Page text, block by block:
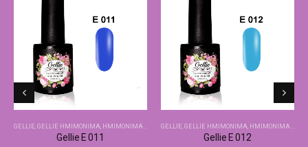
GELLIE GELLIE ΗΜΙΜΌΝΙΜΑ ΗΜΙΜΌΝΙΜΑ-ΒΑΣΙΚΆ ΧΡΏΜΑΤΑ
Gellie E 011
GELLIE GELLIE ΗΜΙΜΌΝΙΜΑ ΗΜΙΜΌΝΙΜΑ-ΒΑΣΙΚΆ ΧΡΏΜΑΤΑ
Gellie E 012